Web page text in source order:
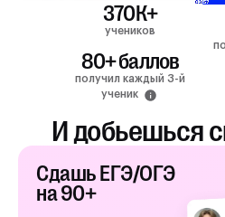
370К+
учеников
80+ баллов
получил каждый 3-й
ученик
И добьешься
Сдашь ЕГЭ/ОГЭ
на 90+